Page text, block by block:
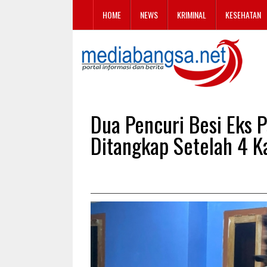
HOME NEWS KRIMINAL KESEHATAN
Dua Pencuri Besi Eks
Ditangkap Setelah 4